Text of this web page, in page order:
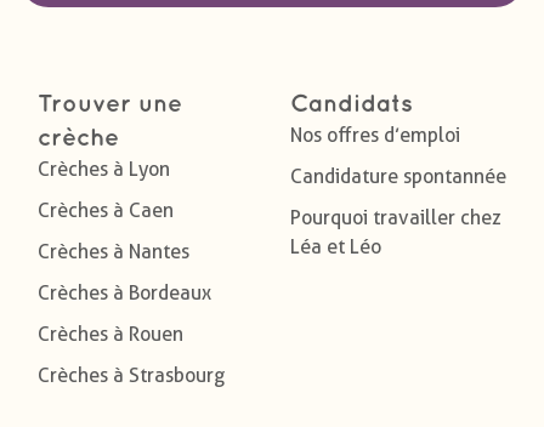
Trouver une
crèche
Crèches à Lyon
Crèches à Caen
Crèches à Nantes
Crèches à Bordeaux
Crèches à Rouen
Crèches à Strasbourg
Candidats
Nos offres d’emploi
Candidature spontannée
Pourquoi travailler chez
Léa et Léo